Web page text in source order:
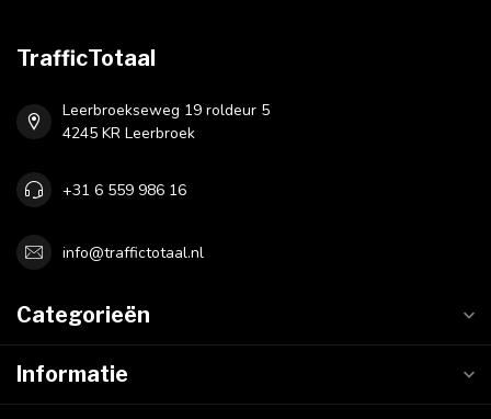
TrafficTotaal
Leerbroekseweg 19 roldeur 5
4245 KR Leerbroek
+31 6 559 986 16
info@traffictotaal.nl
Categorieën
Informatie